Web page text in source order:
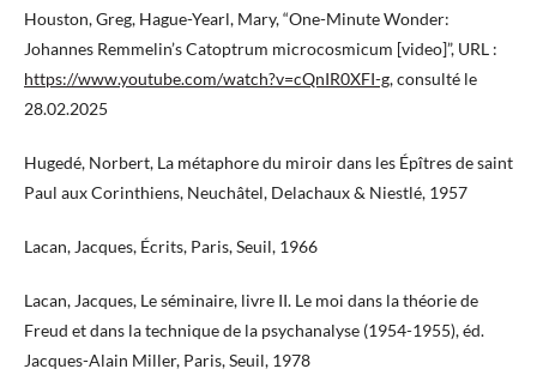
Houston, Greg, Hague-Yearl, Mary, “One-Minute Wonder:
Johannes Remmelin’s Catoptrum microcosmicum [video]”, URL :
https://www.youtube.com/watch?v=cQnIR0XFI-g, consulté le
28.02.2025
Hugedé, Norbert, La métaphore du miroir dans les Épîtres de saint
Paul aux Corinthiens, Neuchâtel, Delachaux & Niestlé, 1957
Lacan, Jacques, Écrits, Paris, Seuil, 1966
Lacan, Jacques, Le séminaire, livre II. Le moi dans la théorie de
Freud et dans la technique de la psychanalyse (1954-1955), éd.
Jacques-Alain Miller, Paris, Seuil, 1978